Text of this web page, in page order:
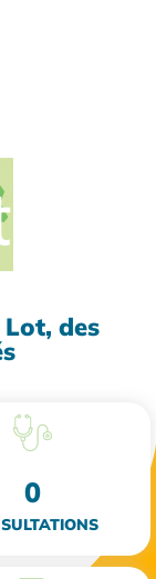
des
0